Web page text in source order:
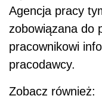
Agencja pracy
zobowiązana do
pracownikowi
pracodawcy.
Zobacz również: